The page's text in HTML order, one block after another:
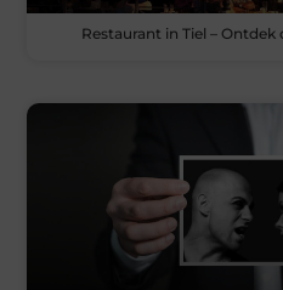
Restaurant in Tiel –